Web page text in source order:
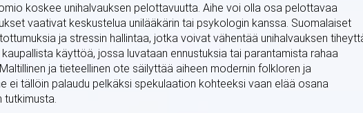
koskee unihalvauksen pelottavuutta. Aihe voi olla osa pelottavaa
vaativat keskustelua unilääkärin tai psykologin kanssa. Suomalaiset
ja stressin hallintaa, jotka voivat vähentää unihalvauksen
käyttöä, jossa luvataan ennustuksia tai parantamista rahaa
ja tieteellinen ote säilyttää aiheen modernin folkloren ja
ei tällöin palaudu pelkäksi spekulaation kohteeksi vaan elää osana